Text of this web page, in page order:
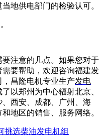
地供电部门的检验认可。
注意的几点。如果您对于
要帮助，欢迎咨询福建发
，昌隆电机专业生产发电
以郑州为中心辐射北京、
西安、成都、广州、海
地区的销售、服务网络。
挑选柴油发电机组